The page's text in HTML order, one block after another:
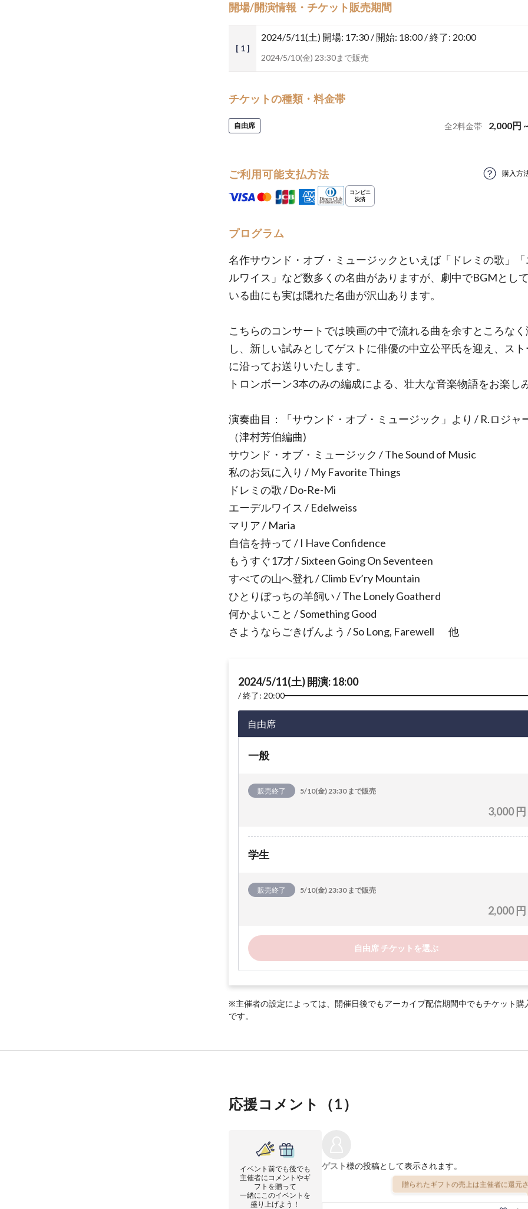
開場/開演情報・チケット販売期間
[ 1 ]
2024/5/11(土) 開場: 17:30 / 開始: 18:00 / 終了: 20:00
2024/5/10(金) 23:30まで販売
チケットの種類・料金帯
自由席 全2料金帯 2,000円
ご利用可能支払方法 購入方
プログラム
名作サウンド・オブ・ミュージックといえば「ドレミの歌」
ルワイス」など数多くの名曲がありますが、劇中でBGMとし
いる曲にも実は隠れた名曲が沢山あります。
こちらのコンサートでは映画の中で流れる曲を余すところな
し、新しい試みとしてゲストに俳優の中立公平氏を迎え、ス
に沿ってお送りいたします。
トロンボーン3本のみの編成による、壮大な音楽物語をお楽し
演奏曲目：「サウンド・オブ・ミュージック」より / R.ロジャ
（津村芳伯編曲)
サウンド・オブ・ミュージック / The Sound of Music
私のお気に入り / My Favorite Things
ドレミの歌 / Do-Re-Mi
エーデルワイス / Edelweiss
マリア / Maria
自信を持って / I Have Confidence
もうすぐ17才 / Sixteen Going On Seventeen
すべての山へ登れ / Climb Ev’ry Mountain
ひとりぼっちの羊飼い / The Lonely Goatherd
何かよいこと / Something Good
さようならごきげんよう / So Long, Farewell 他
2024/5/11(土) 開演: 18:00
終了: 20:00
自由席
一般
販売終了 5/10(金) 23:30 まで販売
3,000 円
学生
販売終了 5/10(金) 23:30 まで販売
2,000 円
自由席 チケットを選ぶ
※主催者の設定によっては、開催日後でもアーカイブ配信期間中でもチケット購
です。
応援コメント（1）
イベント前でも後でも
主催者にコメントやギ
フトを贈って
一緒にこのイベントを
盛り上げよう！
ゲスト様の投稿として表示されます。
贈られたギフトの売上は主催者に還元